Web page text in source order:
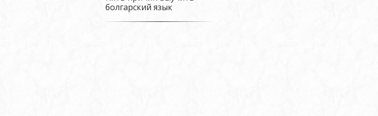
болгарский язык